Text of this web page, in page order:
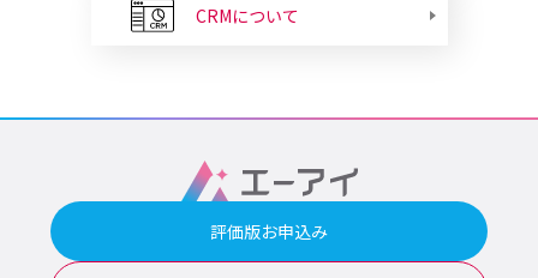
CRMについて
評価版お申込み